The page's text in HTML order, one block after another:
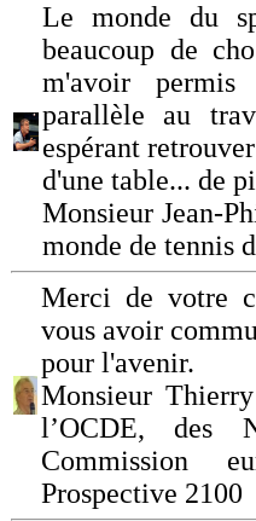
Le monde du
beaucoup de
m'avoir
parallèle au
espérant
d'une table... de
Monsieur Jean-
monde de tennis
Merci de votre
vous avoir
pour l'avenir.
Monsieur
l’OCDE, des
Commission
Prospective 2100